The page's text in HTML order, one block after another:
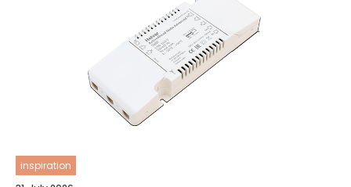
inspiration